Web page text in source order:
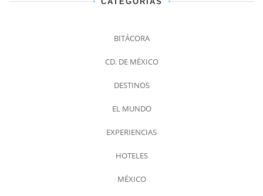
BITÁCORA
CD. DE MÉXICO
DESTINOS
EL MUNDO
EXPERIENCIAS
HOTELES
MÉXICO